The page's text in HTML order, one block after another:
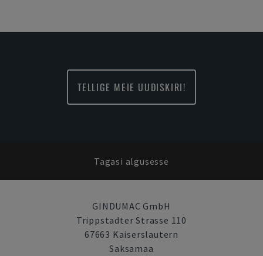
TELLIGE MEIE UUDISKIRI!
Tagasi algusesse
GINDUMAC GmbH
Trippstadter Strasse 110
67663 Kaiserslautern
Saksamaa